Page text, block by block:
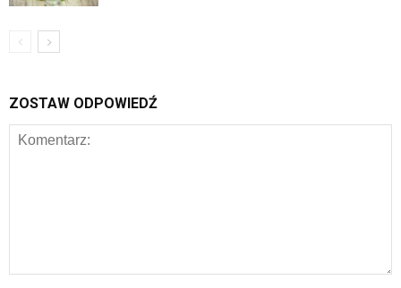
ZOSTAW ODPOWIEDŹ